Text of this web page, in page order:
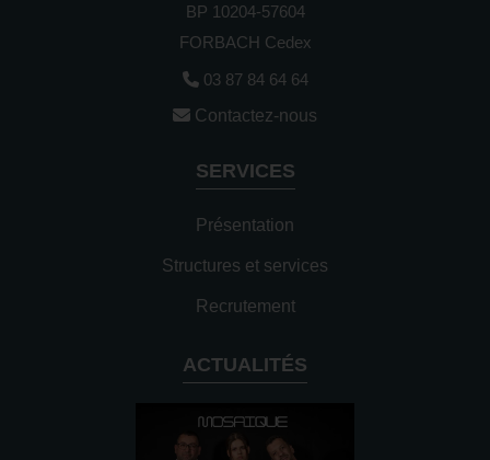
BP 10204-57604
FORBACH Cedex
03 87 84 64 64
Contactez-nous
SERVICES
Présentation
Structures et services
Recrutement
ACTUALITÉS